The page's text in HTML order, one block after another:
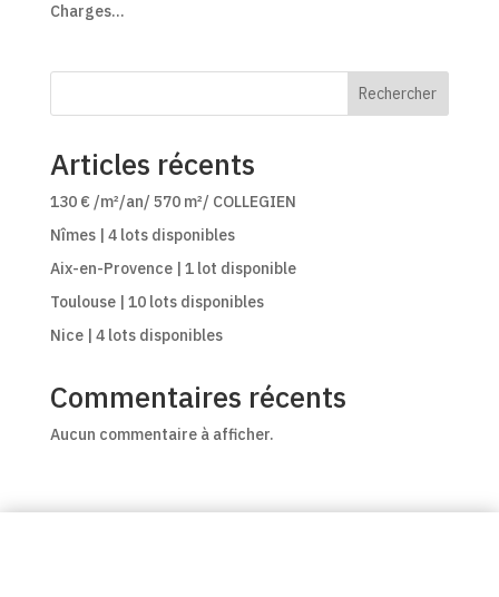
Charges...
Rechercher
Articles récents
130 € /m²/an/ 570 m²/ COLLEGIEN
Nîmes | 4 lots disponibles
Aix-en-Provence | 1 lot disponible
Toulouse | 10 lots disponibles
Nice | 4 lots disponibles
Commentaires récents
Aucun commentaire à afficher.